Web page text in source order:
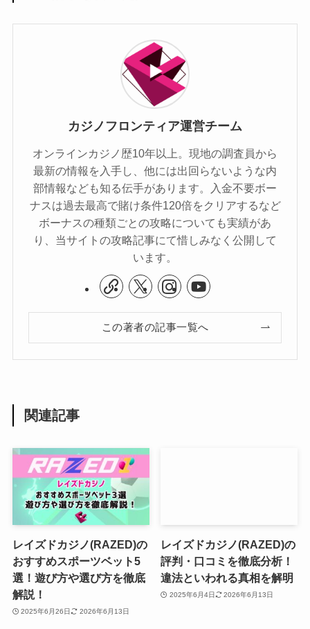
カジノフロンティア運営チーム
オンラインカジノ歴10年以上。現地の調査員から
最新の情報を入手し、他には出回らないような内
部情報なども知る伝手があります。入金不要ボー
ナスは過去最高で賭け条件120倍をクリアするなど
ボーナスの種類ごとの攻略についても実績があ
り、当サイトの攻略記事にて惜しみなく公開して
います。
この著者の記事一覧へ
関連記事
レイズドカジノ(RAZED)の
おすすめスポーツベット5
選！遊び方や選び方を徹底
解説！
2025年6月26日 2026年6月13日
レイズドカジノ(RAZED)の
評判・口コミを徹底分析！
違法といわれる真相を解明
2025年6月4日 2026年6月13日